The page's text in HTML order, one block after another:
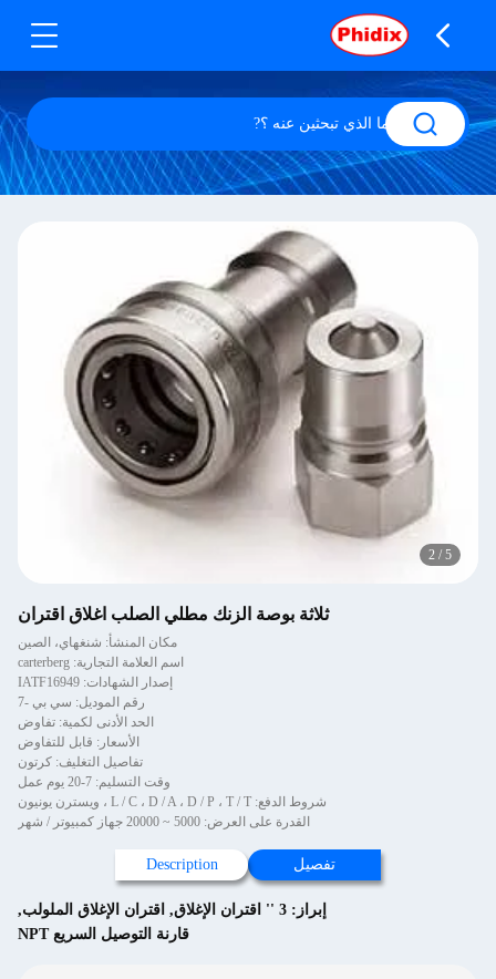
2 / 5
ثلاثة بوصة الزنك مطلي الصلب اغلاق اقتران
مكان المنشأ: شنغهاي، الصين
اسم العلامة التجارية: carterberg
إصدار الشهادات: IATF16949
رقم الموديل: سي بي -7
الحد الأدنى لكمية: تفاوض
الأسعار: قابل للتفاوض
تفاصيل التغليف: كرتون
وقت التسليم: 7-20 يوم عمل
شروط الدفع: L / C ، D / A ، D / P ، T / T ، ويسترن يونيون
القدرة على العرض: 5000 ~ 20000 جهاز كمبيوتر / شهر
تفصيل Description
إبراز: 3 '' اقتران الإغلاق , اقتران الإغلاق الملولب,
قارنة التوصيل السريع NPT